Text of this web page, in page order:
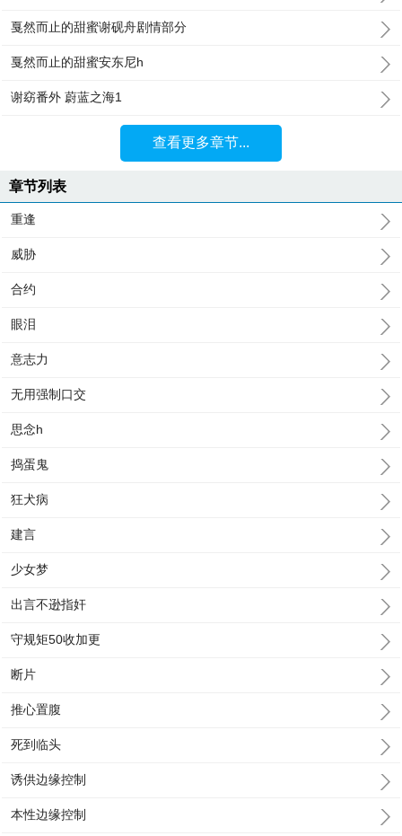
戛然而止的甜蜜谢砚舟剧情部分
戛然而止的甜蜜安东尼h
谢窈番外 蔚蓝之海1
查看更多章节...
章节列表
重逢
威胁
合约
眼泪
意志力
无用强制口交
思念h
捣蛋鬼
狂犬病
建言
少女梦
出言不逊指奸
守规矩50收加更
断片
推心置腹
死到临头
诱供边缘控制
本性边缘控制